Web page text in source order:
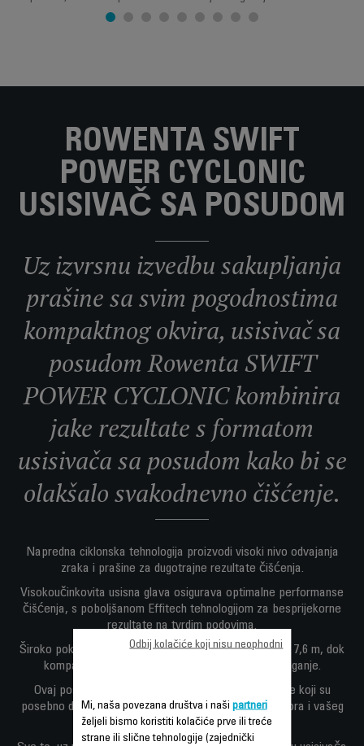
ROWENTA SWIFT
POWER CYCLONIC
USISIVAČ SA POSUDOM
Uz izvrsnu izvedbu sakupljanja
prašine sa svim pogodnostima
kompaktnog okvira, usisivač sa
posudom Rowenta SWIFT
POWER CYCLONIC kombinira
jake rezultate s formatom
usisivača sa posudom kako bi se
olakšalo svakodnevno čišćenje.
Napredna ciklonska tehnologija proizvodi visoki nivo odvajanja
zraka i prašine za dugotrajne rezultate čišćenja.
Visokoučinkovita usisna glava osigurava optimalne performanse
čišćenja, s poboljšanom Effitech tehnologijom za besprijekorne
rezultate na tvrdim podovima.
Široko pokrivanje je dostupno s radijusom čišćenja od 7,6 m, dok
kompaktni format osigurava lako rukovanje i odlaganje.
Ovaj posebni model Home & Car Pro sadrži dodatke koji su
posebno dizajnirani za čišćenje vašeg životnog prostora i vašeg
automobila.
Mi, naša povezana društva i naši partneri
željeli bismo koristiti kolačiće prve ili treće
strane ili slične tehnologije (zajednički
Odbij kolačiće koji nisu neophodni